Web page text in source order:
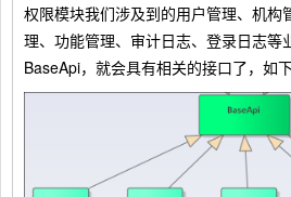
权限模块我们涉及到的用户管理、机构
理、功能管理、审计日志、登录日志等
BaseApi，就会具有相关的接口了，如